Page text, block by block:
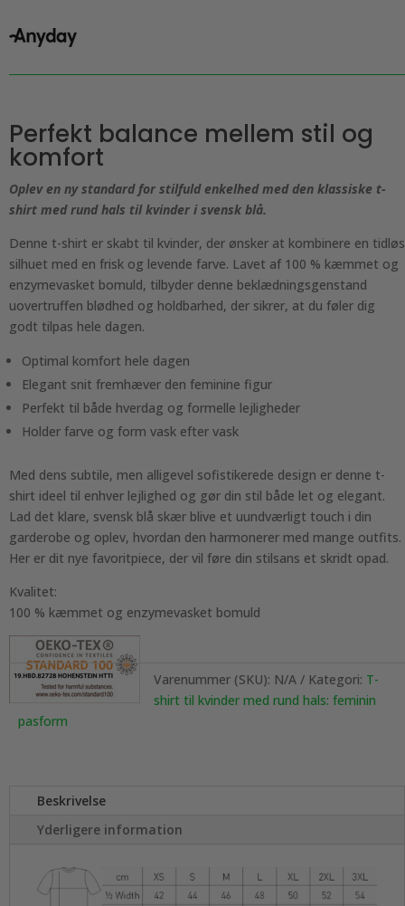
antal
Perfekt balance mellem stil og
komfort
Oplev en ny standard for stilfuld enkelhed med den klassiske t-
shirt med rund hals til kvinder i svensk blå.
Denne t-shirt er skabt til kvinder, der ønsker at kombinere en tidløs
silhuet med en frisk og levende farve. Lavet af 100 % kæmmet og
enzymevasket bomuld, tilbyder denne beklædningsgenstand
uovertruffen blødhed og holdbarhed, der sikrer, at du føler dig
godt tilpas hele dagen.
Optimal komfort hele dagen
Elegant snit fremhæver den feminine figur
Perfekt til både hverdag og formelle lejligheder
Holder farve og form vask efter vask
Med dens subtile, men alligevel sofistikerede design er denne t-
shirt ideel til enhver lejlighed og gør din stil både let og elegant.
Lad det klare, svensk blå skær blive et uundværligt touch i din
garderobe og oplev, hvordan den harmonerer med mange outfits.
Her er dit nye favoritpiece, der vil føre din stilsans et skridt opad.
Kvalitet:
100 % kæmmet og enzymevasket bomuld
Varenummer (SKU): N/A Kategori: T-
shirt til kvinder med rund hals: feminin
pasform
Beskrivelse
Yderligere information